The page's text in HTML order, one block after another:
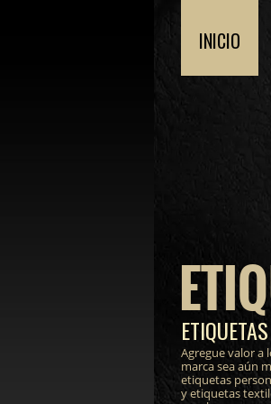
Agregue valor a
marca sea aún
etiquetas
y etiquetas
INICIO